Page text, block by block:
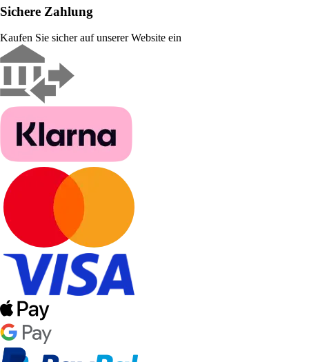
Sichere Zahlung
Kaufen Sie sicher auf unserer Website ein